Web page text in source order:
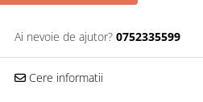
Ai nevoie de ajutor? 0752335599
Cere informatii